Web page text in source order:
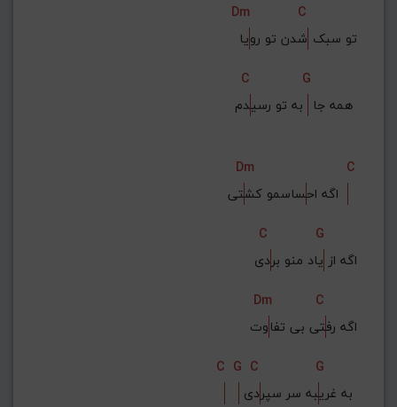
Dm
C
تو سبک شدن تو رویا
C
G
همه جا به تو رسی
Dm
C
اگه احساسمو کش
C
G
اگه از یاد منو بردی
Dm
C
اگه رفتی بی تفاوت
C G C
G
به غریبه سر سپر